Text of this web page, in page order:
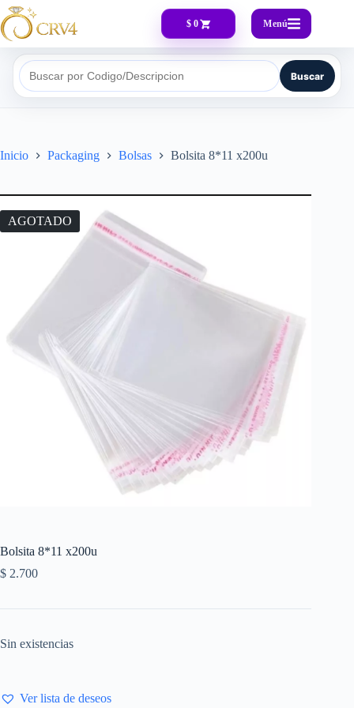
$ 0 Menú
Buscar por Codigo/Descripcion Buscar
Inicio Packaging Bolsas Bolsita 8*11 x200u
AGOTADO
Bolsita 8*11 x200u
$ 2.700
Sin existencias
Ver lista de deseos